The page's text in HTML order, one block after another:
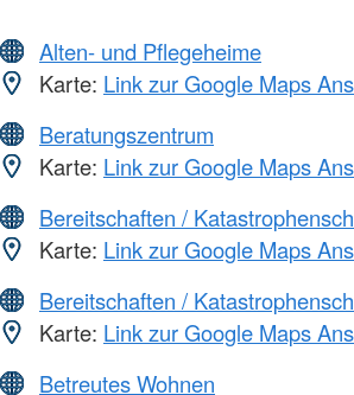
Alten- und Pflegeheime
Karte: Link zur Google Maps
Beratungszentrum
Karte: Link zur Google Maps
Bereitschaften /
Karte: Link zur Google Maps
Bereitschaften /
Karte: Link zur Google Maps
Betreutes Wohnen